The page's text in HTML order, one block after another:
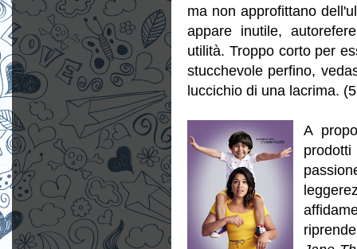
ma non approfittano
appare inutile,
utilità. Troppo corto per
stucchevole perfino,
luccichio di una lacrima.
A